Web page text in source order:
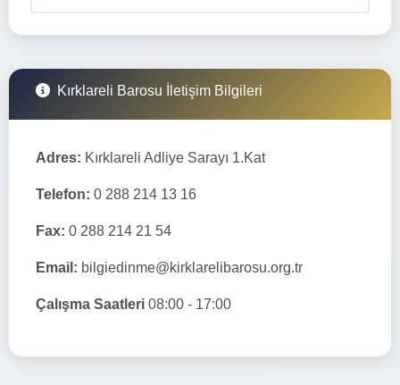
Kırklareli Barosu İletişim Bilgileri
Adres: Kırklareli Adliye Sarayı 1.Kat
Telefon: 0 288 214 13 16
Fax: 0 288 214 21 54
Email: bilgiedinme@kirklarelibarosu.org.tr
Çalışma Saatleri 08:00 - 17:00